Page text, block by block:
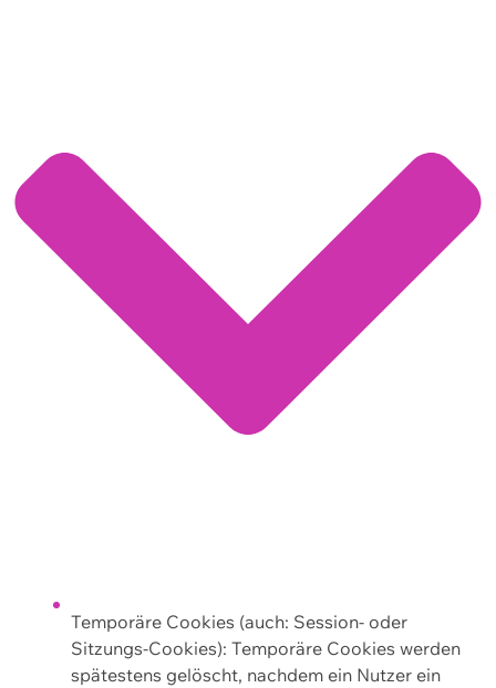
Temporäre Cookies (auch: Session- oder
Sitzungs-Cookies): Temporäre Cookies werden
spätestens gelöscht, nachdem ein Nutzer ein